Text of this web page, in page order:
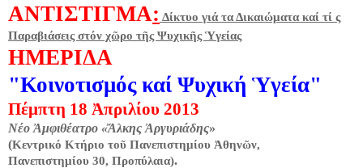
ΑΝΤΙΣΤΙΓΜΑ: Δίκτυο γιά τα Δικαιώματα καί τί ς
Παραβιάσεις στόν χῶρο τῆς Ψυχικῆς Ὑγείας
ΗΜΕΡΙΔΑ
"Κοινοτισμός καί Ψυχική Ὑγεία"
Πέμπτη 18 Ἀπριλίου 2013
Νέο Ἀμφιθέατρο «Ἄλκης Ἀργυριάδης»
(Κεντρικό Κτήριο τοῦ Πανεπιστημίου Ἀθηνῶν,
Πανεπιστημίου 30, Προπύλαια).